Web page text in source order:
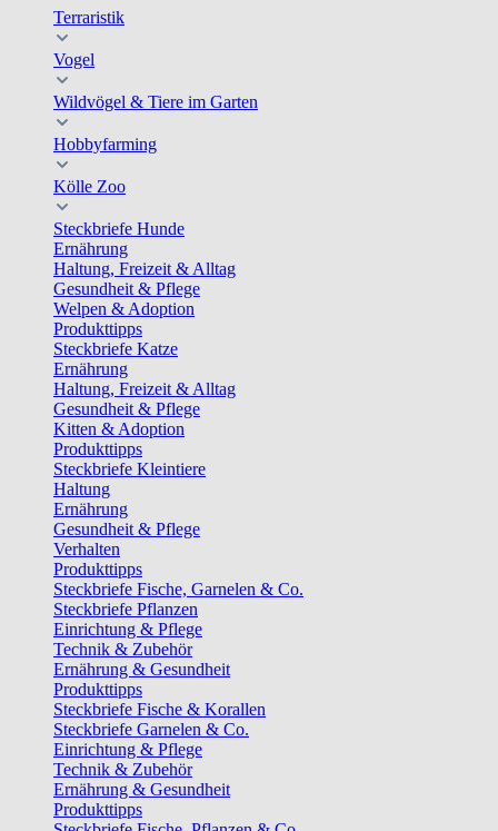
Terraristik
Vogel
Wildvögel & Tiere im Garten
Hobbyfarming
Kölle Zoo
Steckbriefe Hunde
Ernährung
Haltung, Freizeit & Alltag
Gesundheit & Pflege
Welpen & Adoption
Produkttipps
Steckbriefe Katze
Ernährung
Haltung, Freizeit & Alltag
Gesundheit & Pflege
Kitten & Adoption
Produkttipps
Steckbriefe Kleintiere
Haltung
Ernährung
Gesundheit & Pflege
Verhalten
Produkttipps
Steckbriefe Fische, Garnelen & Co.
Steckbriefe Pflanzen
Einrichtung & Pflege
Technik & Zubehör
Ernährung & Gesundheit
Produkttipps
Steckbriefe Fische & Korallen
Steckbriefe Garnelen & Co.
Einrichtung & Pflege
Technik & Zubehör
Ernährung & Gesundheit
Produkttipps